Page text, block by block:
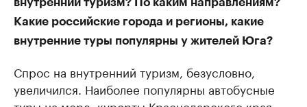
внутренний туризм? По каким направлениям?
Какие российские города и регионы, какие
внутренние туры популярны у жителей Юга?
Спрос на внутренний туризм, безусловно,
увеличился. Наиболее популярны автобусные